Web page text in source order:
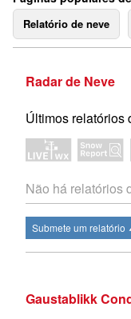
Relatório de neve
Radar de Neve
Últimos relatórios
Não há relatórios
Submete um relatório
Gaustablikk